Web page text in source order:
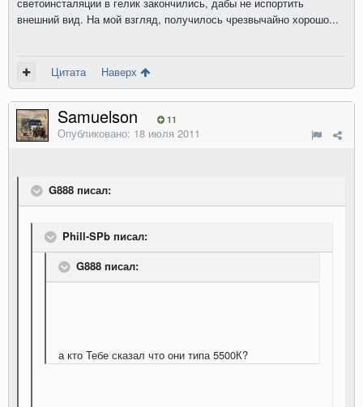
внешний вид. На мой взгляд, получилось чрезвычайно хорошо...
Цитата Наверх
Samuelson 11
Опубликовано: 18 июля 2011
G888 писал:
Phill-SPb писал:
G888 писал:
а кто Тебе сказал что они типа 5500К?